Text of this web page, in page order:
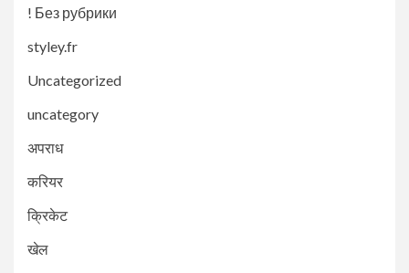
! Без рубрики
styley.fr
Uncategorized
uncategory
अपराध
करियर
क्रिकेट
खेल